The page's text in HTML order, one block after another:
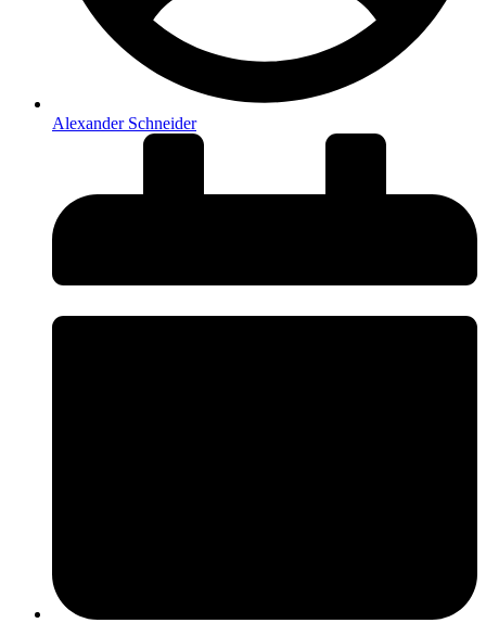
Alexander Schneider